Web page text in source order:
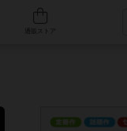
人気ボードゲーム